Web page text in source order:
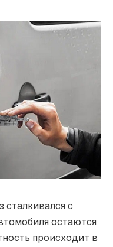
с
остаются
происходит в